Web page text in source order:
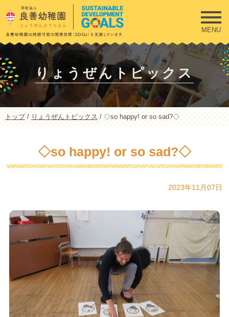
このページの本文へ
MENU
りょうぜんトピックス
現
在
トップ/りょうぜんトピックス /◇so happy! or so sad?◇
◇so happy! or so sad?◇
2023年11月07日